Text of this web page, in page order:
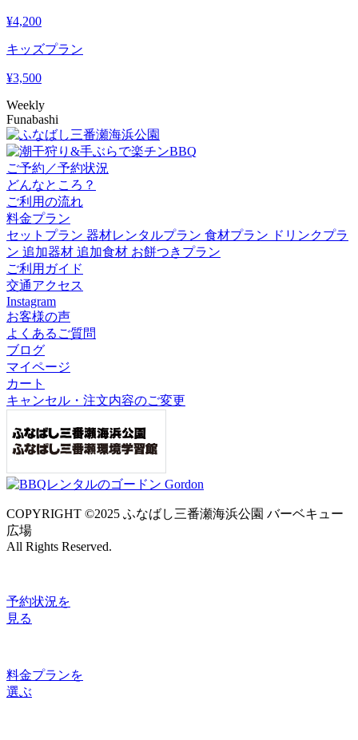
¥4,200
キッズプラン
¥3,500
Weekly
Funabashi
ご予約／予約状況
どんなところ？
ご利用の流れ
料金プラン
セットプラン 器材レンタルプラン 食材プラン ドリンクプラ
ン 追加器材 追加食材 お餅つきプラン
ご利用ガイド
交通アクセス
Instagram
お客様の声
よくあるご質問
ブログ
マイページ
カート
キャンセル・注文内容のご変更
COPYRIGHT ©2025 ふなばし三番瀬海浜公園 バーベキュー
広場
All Rights Reserved.
予約状況を
見る
料金プランを
選ぶ